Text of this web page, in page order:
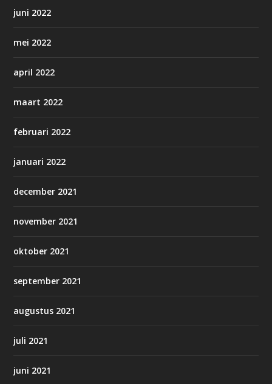
juni 2022
mei 2022
april 2022
maart 2022
februari 2022
januari 2022
december 2021
november 2021
oktober 2021
september 2021
augustus 2021
juli 2021
juni 2021